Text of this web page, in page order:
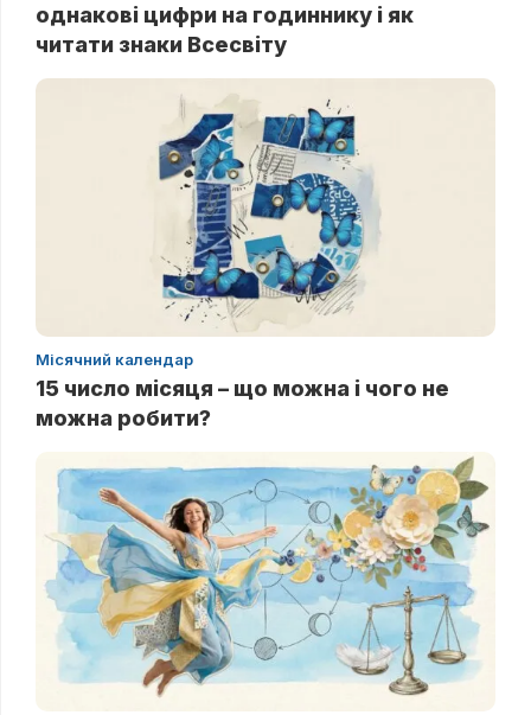
однакові цифри на годиннику і як
читати знаки Всесвіту
Місячний календар
15 число місяця – що можна і чого не
можна робити?